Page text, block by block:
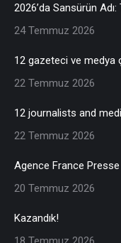
2026’da Sansürün
24 Temmuz 2026
12 gazeteci ve medya
22 Temmuz 2026
12 journalists and
22 Temmuz 2026
Agence France
20 Temmuz 2026
Kazandık!